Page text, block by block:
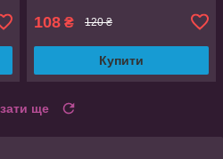
108 ₴ 120 ₴
Купити
ще